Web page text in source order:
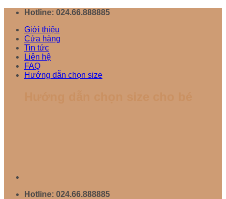
Chuyển
dung
Hotline: 024.66.888885
Giới thiệu
Cửa hàng
Tin tức
Liên hệ
FAQ
Hướng dẫn chọn size
Hotline: 024.66.888885